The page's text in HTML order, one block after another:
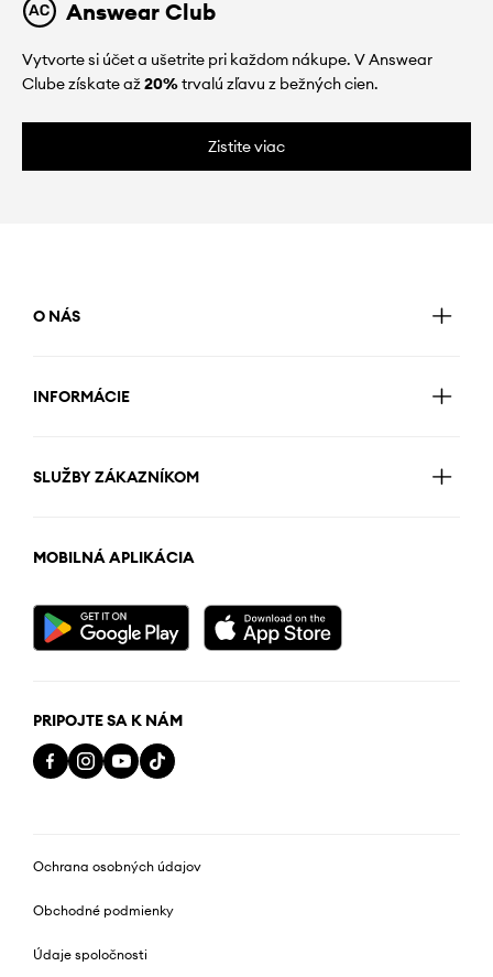
Answear Club
Vytvorte si účet a ušetrite pri každom nákupe. V Answear
Clube získate až20%trvalú zľavu z bežných cien.
Zistite viac
O NÁS
INFORMÁCIE
SLUŽBY ZÁKAZNÍKOM
MOBILNÁ APLIKÁCIA
PRIPOJTE SA K NÁM
Ochrana osobných údajov
Obchodné podmienky
Údaje spoločnosti